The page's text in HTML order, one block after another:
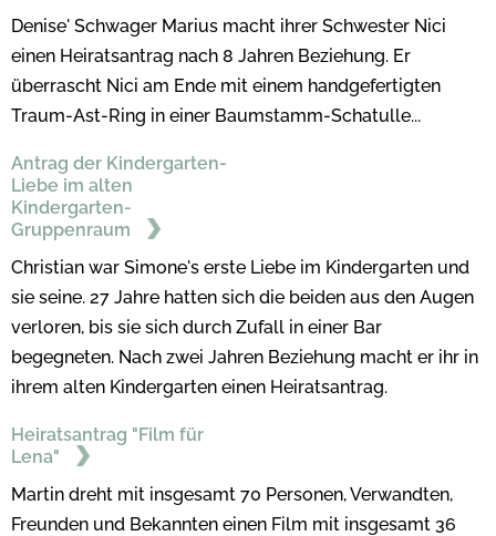
Denise' Schwager Marius macht ihrer Schwester Nici
einen Heiratsantrag nach 8 Jahren Beziehung. Er
überrascht Nici am Ende mit einem handgefertigten
Traum-Ast-Ring in einer Baumstamm-Schatulle...
Antrag der Kindergarten-
Liebe im alten
Kindergarten-
Gruppenraum
Christian war Simone's erste Liebe im Kindergarten und
sie seine. 27 Jahre hatten sich die beiden aus den Augen
verloren, bis sie sich durch Zufall in einer Bar
begegneten. Nach zwei Jahren Beziehung macht er ihr in
ihrem alten Kindergarten einen Heiratsantrag.
Heiratsantrag "Film für
Lena"
Martin dreht mit insgesamt 70 Personen, Verwandten,
Freunden und Bekannten einen Film mit insgesamt 36